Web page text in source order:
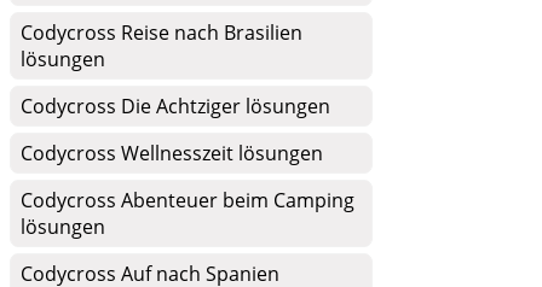
Codycross Reise nach Brasilien
lösungen
Codycross Die Achtziger lösungen
Codycross Wellnesszeit lösungen
Codycross Abenteuer beim Camping
lösungen
Codycross Auf nach Spanien